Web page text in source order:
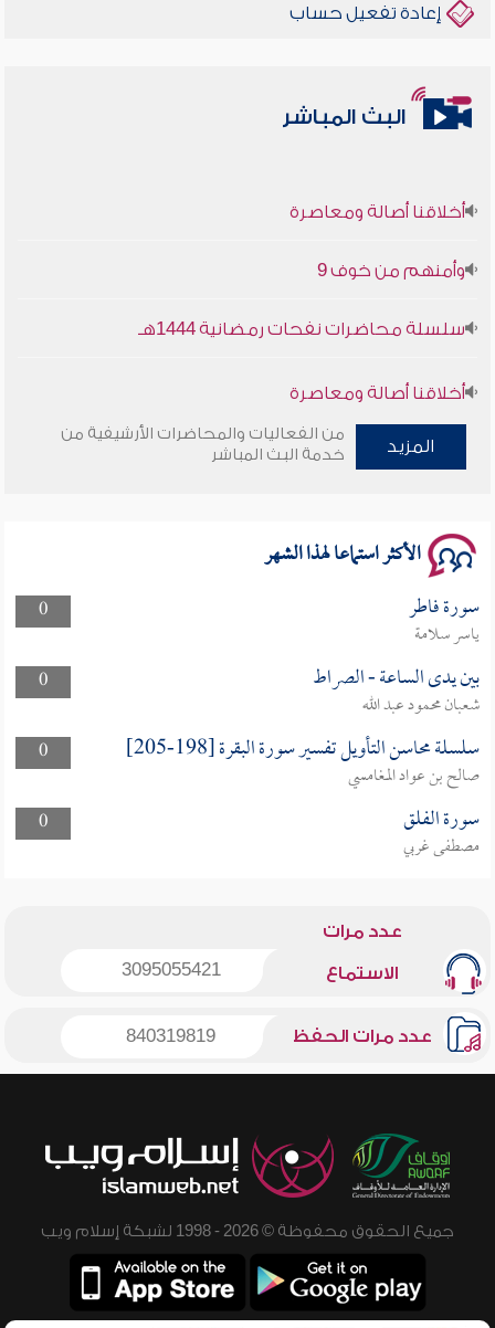
إعادة تفعيل حساب
البث المباشر
أخلاقنا أصالة ومعاصرة
وأمنهم من خوف 9
سلسلة محاضرات نفحات رمضانية 1444هـ
أخلاقنا أصالة ومعاصرة
وأمنهم من خوف 9
المزيد
من الفعاليات والمحاضرات الأرشيفية من
خدمة البث المباشر
الأكثر استماعا لهذا الشهر
0 سورة فاطر
ياسر سلامة
0
بين يدى الساعة - الصراط
شعبان محمود عبد الله
0
سلسلة محاسن التأويل تفسير سورة البقرة [198-205]
صالح بن عواد المغامسي
0
سورة الفلق
مصطفى غربي
عدد مرات
الاستماع 3095055421
عدد مرات الحفظ 840319819
جميع الحقوق محفوظة © 2026 - 1998 لشبكة إسلام ويب